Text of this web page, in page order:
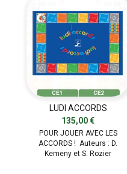
LUDI ACCORDS
135,00 €
POUR JOUER AVEC LES
ACCORDS ! Auteurs : D.
Kemeny et S. Rozier